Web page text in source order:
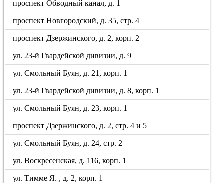
проспект Обводный канал, д. 1
проспект Новгородский, д. 35, стр. 4
проспект Дзержинского, д. 2, корп. 2
ул. 23-й Гвардейской дивизии, д. 9
ул. Смольный Буян, д. 21, корп. 1
ул. 23-й Гвардейской дивизии, д. 8, корп. 1
ул. Смольный Буян, д. 23, корп. 1
проспект Дзержинского, д. 2, стр. 4 и 5
ул. Смольный Буян, д. 24, стр. 2
ул. Воскресенская, д. 116, корп. 1
ул. Тимме Я. , д. 2, корп. 1